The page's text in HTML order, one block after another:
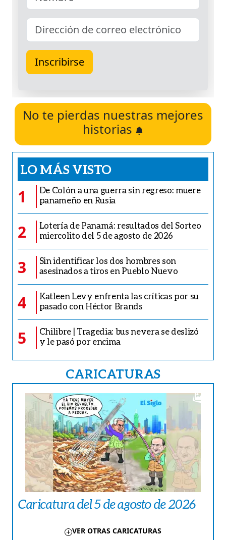
No te pierdas nuestras mejores
historias
LO MÁS VISTO
1
De Colón a una guerra sin regreso: muere
panameño en Rusia
2
Lotería de Panamá: resultados del Sorteo
miercolito del 5 de agosto de 2026
3
Sin identificar los dos hombres son
asesinados a tiros en Pueblo Nuevo
4
Katleen Levy enfrenta las críticas por su
pasado con Héctor Brands
5
Chilibre | Tragedia: bus nevera se deslizó
y le pasó por encima
CARICATURAS
Caricatura del 5 de agosto de 2026
VER OTRAS CARICATURAS